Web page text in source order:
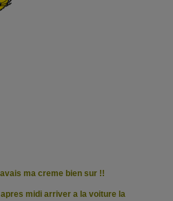
ma creme bien sur !!
midi arriver a la voiture la